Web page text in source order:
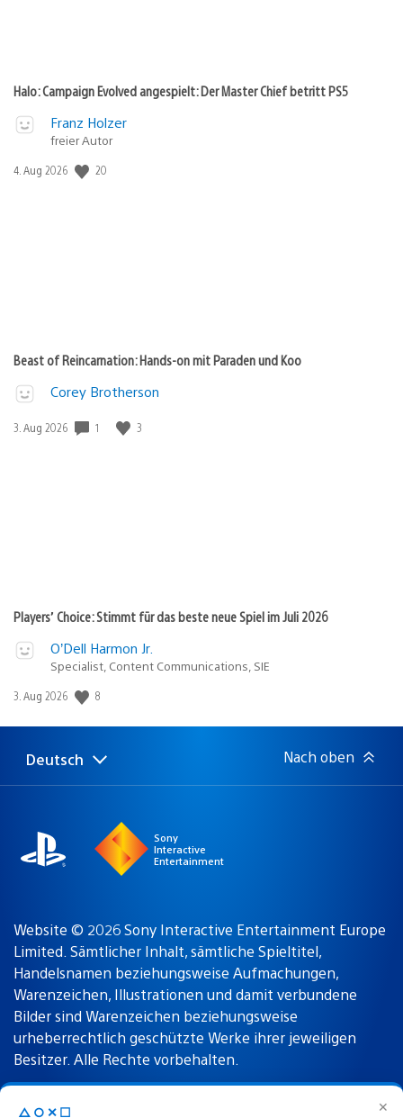
✕
△○✕☐
Halo: Campaign Evolved angespielt: Der Master Chief betritt PS5
Franz Holzer
freier Autor
Veröffentlichungsdatum:
4. Aug 2026 20
Beast of Reincarnation: Hands-on mit Paraden und Koo
Corey Brotherson
Veröffentlichungsdatum:
3. Aug 2026 1 3
Players’ Choice: Stimmt für das beste neue Spiel im Juli 2026
O’Dell Harmon Jr.
Specialist, Content Communications, SIE
Veröffentlichungsdatum:
3. Aug 2026 8
Select
Aktuelle
Deutsch Nach oben
Sony
Interactive
Entertainment
Website © 2026 Sony Interactive Entertainment Europe
Limited. Sämtlicher Inhalt, sämtliche Spieltitel,
Handelsnamen beziehungsweise Aufmachungen,
Warenzeichen, Illustrationen und damit verbundene
Bilder sind Warenzeichen beziehungsweise
urheberrechtlich geschützte Werke ihrer jeweiligen
Besitzer. Alle Rechte vorbehalten.